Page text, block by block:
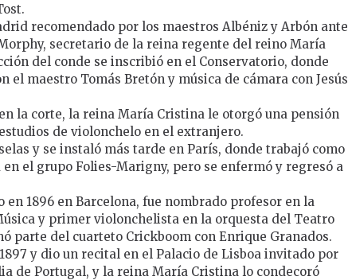
recomendado por los maestros Albéniz y Arbón ante
secretario de la reina regente del reino María
del conde se inscribió en el Conservatorio, donde
el maestro Tomás Bretón y música de cámara con Jesús
la corte, la reina María Cristina le otorgó una pensión
de violonchelo en el extranjero.
y se instaló más tarde en París, donde trabajó como
el grupo Folies-Marigny, pero se enfermó y regresó a
en 1896 en Barcelona, fue nombrado profesor en la
y primer violonchelista en la orquesta del Teatro
parte del cuarteto Crickboom con Enrique Granados.
y dio un recital en el Palacio de Lisboa invitado por
de Portugal, y la reina María Cristina lo condecoró